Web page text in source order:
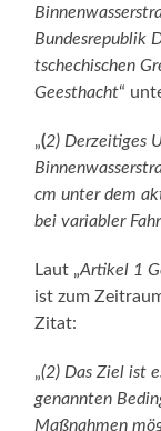
Bundesrepublik
tschechischen
Geesthacht“
„(2) Derzeitiges
cm unter dem
bei variabler
Laut „Artikel 1
ist zum
Zitat:
„(2) Das Ziel ist
genannten
Maßnahmen